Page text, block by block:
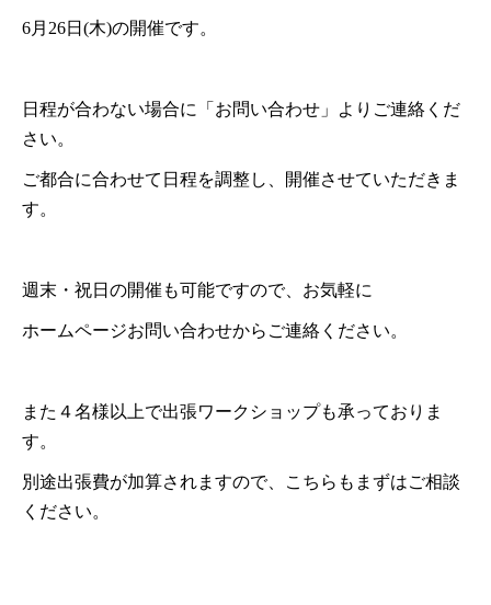
6月26日(木)の開催です。
日程が合わない場合に「お問い合わせ」よりご連絡くだ
さい。
ご都合に合わせて日程を調整し、開催させていただきま
す。
週末・祝日の開催も可能ですので、お気軽に
ホームページお問い合わせからご連絡ください。
また４名様以上で出張ワークショップも承っておりま
す。
別途出張費が加算されますので、こちらもまずはご相談
ください。